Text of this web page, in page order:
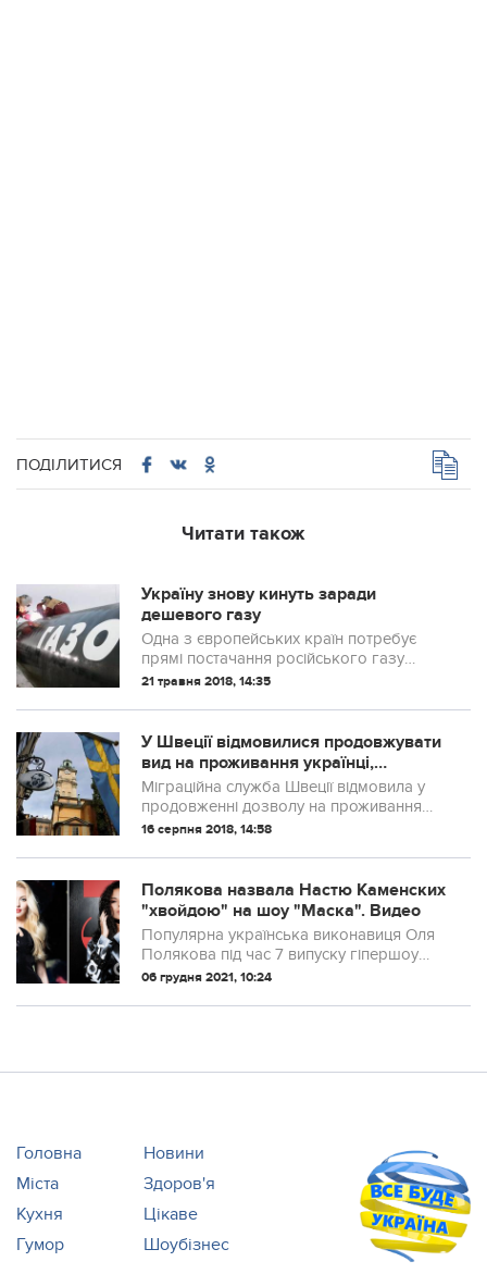
ПОДІЛИТИСЯ
Читати також
Україну знову кинуть заради
дешевого газу
Одна з європейських країн потребує
прямі постачання російського газу
через Чорне море
21 травня 2018, 14:35
У Швеції відмовилися продовжувати
вид на проживання українці,
постраждалій в теракті
Міграційна служба Швеції відмовила у
продовженні дозволу на проживання
українці, яка вижила під час теракту у
втратила ногу. Про це повідомляє
"Європейс...
16 серпня 2018, 14:58
Полякова назвала Настю Каменских
"хвойдою" на шоу "Маска". Видео
Популярна українська виконавиця Оля
Полякова під час 7 випуску гіпершоу
"Маска", яке транслюється на телеканалі
співачки Насті Каменських (NK). Вона ...
06 грудня 2021, 10:24
Головна
Новини
Міста
Здоров'я
Кухня
Цікаве
Гумор
Шоубізнес